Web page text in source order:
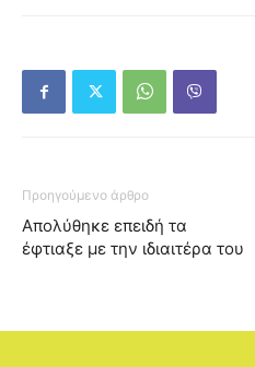
Προηγούμενο άρθρο
Απoλύθηκε επειδή τα
έφτιαξε με την ιδιαιτέρα του